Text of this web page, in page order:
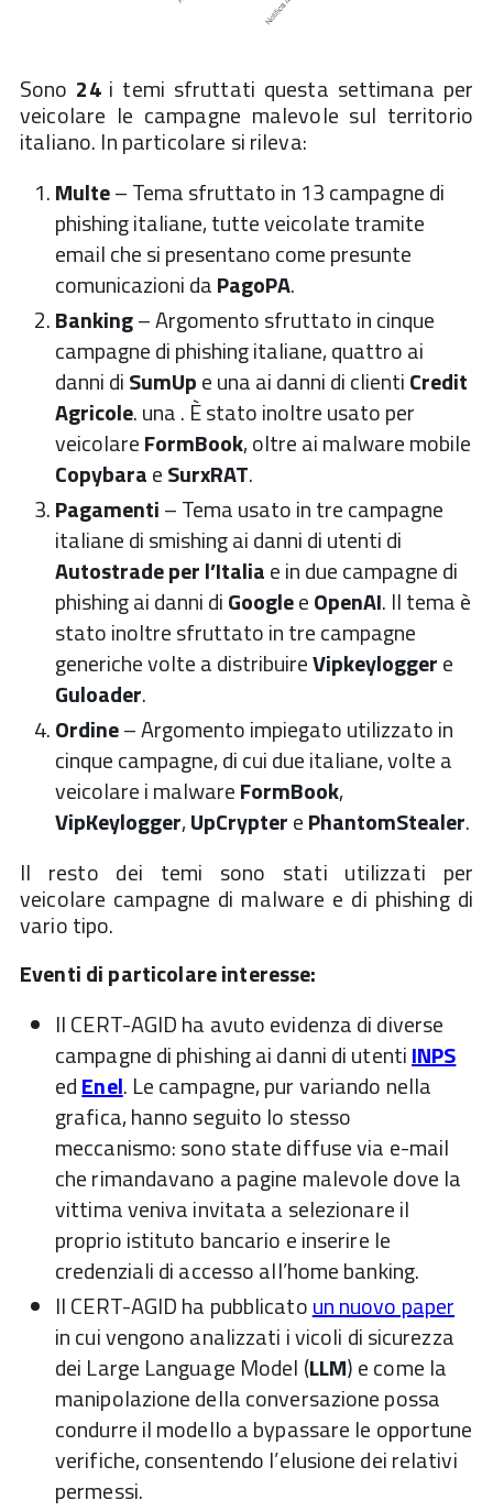
Sono 24i temi sfruttati questa settimana per
veicolare le campagne malevole sul territorio
italiano. In particolare si rileva:
Multe– Tema sfruttato in 13 campagne di
phishing italiane, tutte veicolate tramite
email che si presentano come presunte
comunicazioni daPagoPA.
Banking– Argomento sfruttato in cinque
campagne di phishing italiane, quattro ai
danni diSumUpe una ai danni di clientiCredit
Agricole. una . È stato inoltre usato per
veicolareFormBook, oltre ai malware mobile
CopybaraeSurxRAT.
Pagamenti– Tema usato in tre campagne
italiane di smishing ai danni di utenti di
Autostrade per l’Italiae in due campagne di
phishing ai danni diGoogleeOpenAI. Il tema è
stato inoltre sfruttato in tre campagne
generiche volte a distribuireVipkeyloggere
Guloader.
Ordine– Argomento impiegato utilizzato in
cinque campagne, di cui due italiane, volte a
veicolare i malwareFormBook,
VipKeylogger,UpCrypterePhantomStealer.
Il resto dei temi sono stati utilizzati per
veicolare campagne di malware e di phishing di
vario tipo.
Eventi di particolare interesse:
Il CERT-AGID ha avuto evidenza di diverse
campagne di phishing ai danni di utentiINPS
edEnel. Le campagne, pur variando nella
grafica, hanno seguito lo stesso
meccanismo: sono state diffuse via e-mail
che rimandavano a pagine malevole dove la
vittima veniva invitata a selezionare il
proprio istituto bancario e inserire le
credenziali di accesso all’home banking.
Il CERT-AGID ha pubblicatoun nuovo paper
in cui vengono analizzati i vicoli di sicurezza
dei Large Language Model (LLM) e come la
manipolazione della conversazione possa
condurre il modello a bypassare le opportune
verifiche, consentendo l’elusione dei relativi
permessi.